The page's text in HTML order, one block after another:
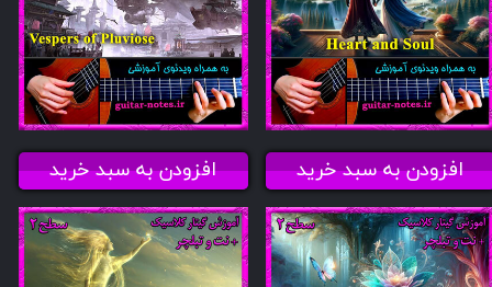
افزودن به سبد خرید افزودن به سبد خرید